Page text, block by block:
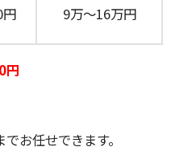
9万～16万円
円
お任せできます。